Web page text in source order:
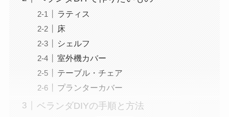
ラティス
床
シェルフ
室外機カバー
テーブル・チェア
プランターカバー
ベランダDIYの手順と方法